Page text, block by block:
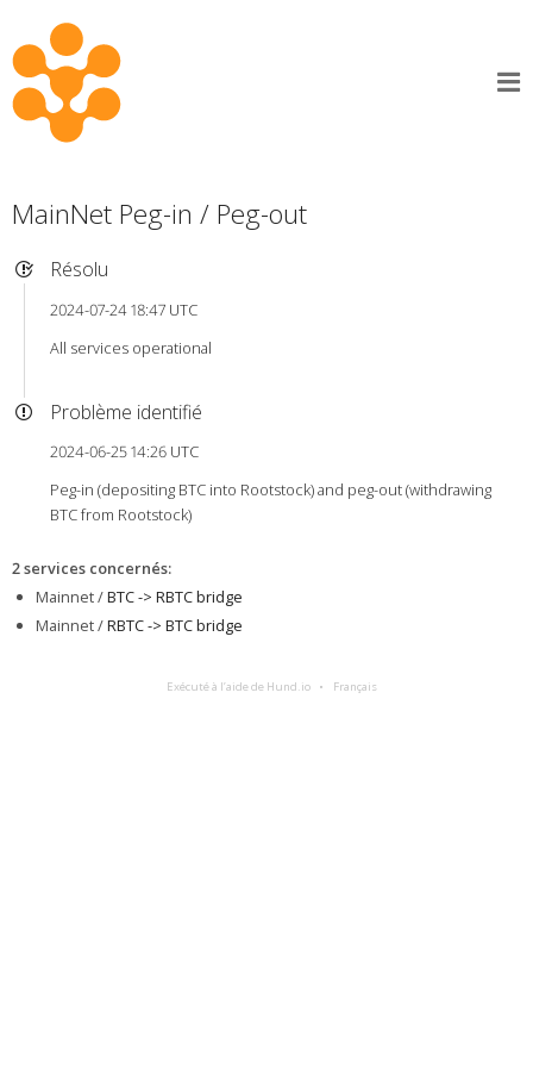
MainNet Peg-in / Peg-out
Résolu
2024-07-24 18:47 UTC
All services operational
Problème identifié
2024-06-25 14:26 UTC
Peg-in (depositing BTC into Rootstock) and peg-out (withdrawing
BTC from Rootstock)
2 services concernés:
Mainnet /BTC -> RBTC bridge
Mainnet /RBTC -> BTC bridge
Exécuté à l’aide de Hund.io Français